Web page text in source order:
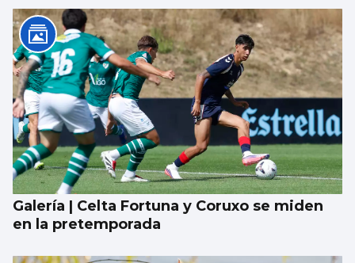
Xanma Louro, de The Rapants: “Sempre foi
complicado dicir que tocamos. Somos un
guiso, abertos a todo”
Galería | Celta Fortuna y Coruxo se miden
en la pretemporada